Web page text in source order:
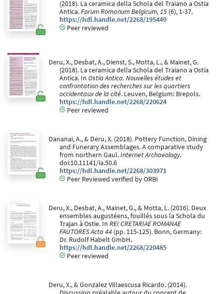
(2018). La ceramica della Schola del Traiano a Ostia
Antica.Forum Romanum Belgicum, 15 (6), 1-37.
https://hdl.handle.net/2268/195449
Peer reviewed
Deru, X., Desbat, A., Dienst, S., Motta, L., & Mainet, G.
(2018). La ceramica della Schola del Traiano a Ostia
Antica. In Ostia Antica. Nouvelles études et
confrontation des recherches sur les quartiers
occidentaux de la cité. Leuven, Belgium: Brepols.
https://hdl.handle.net/2268/220624
Peer reviewed
Dananai, A., & Deru, X. (2018). Pottery Function, Dining
and Funerary Assemblages. A comparative study
from northern Gaul.Internet Archaeology.
doi:10.11141/ia.50.6
https://hdl.handle.net/2268/303971
Peer Reviewed verified by ORBi
Deru, X., Desbat, A., Mainet, G., & Motta, L. (2016). Deux
ensembles augustéens, fouillés sous la Schola du
Trajan à Ostie. In REI CRETARIAE ROMANAE
FAUTORES Acta 44 (pp. 115-125). Bonn, Germany:
Dr. Rudolf Habelt GmbH.
https://hdl.handle.net/2268/220485
Peer reviewed
Deru, X., & Gonzalez Villaescusa Ricardo. (2014).